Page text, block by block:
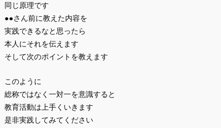
同じ原理です
●●さん前に教えた内容を
実践できるなと思ったら
本人にそれを伝えます
そして次のポイントを教えます
このように
総称ではなく一対一を意識すると
教育活動は上手くいきます
是非実践してみてください